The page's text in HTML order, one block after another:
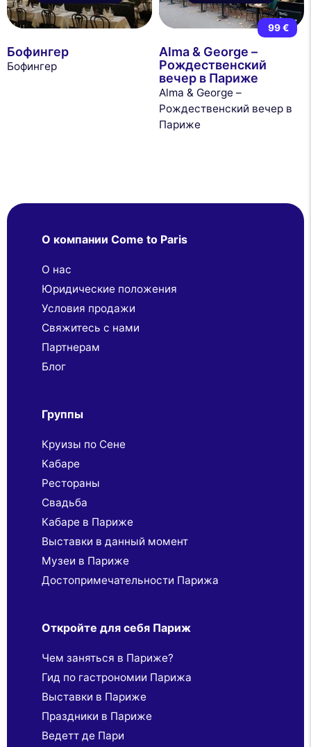
Бофингер
Бофингер
99 €
Alma & George –
Рождественский
вечер в Париже
Alma & George –
Рождественский вечер в
Париже
О компании Come to Paris
О нас
Юридические положения
Условия продажи
Свяжитесь с нами
Партнерaм
Блог
Группы
Круизы по Сене
Кабаре
Рестораны
Свадьба
Кабаре в Париже
Выставки в данный момент
Музеи в Париже
Достопримечательности Парижа
Откройте для себя Париж
Чем заняться в Париже?
Гид по гастрономии Парижа
Выставки в Париже
Праздники в Париже
Ведетт де Пари